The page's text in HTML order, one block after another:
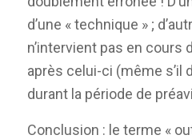
d’une « technique » ;
n’intervient pas en cours
après celui-ci (même s’il
durant la période de
Conclusion : le terme «